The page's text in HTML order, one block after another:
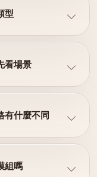
型
看場景
有什麼不同
組嗎